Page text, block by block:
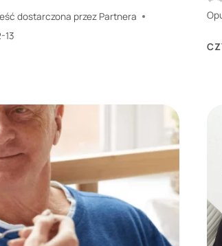
dostarczona przez Partnera
13